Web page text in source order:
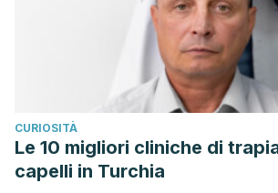
CURIOSITÀ
Le 10 migliori cliniche di
capelli in Turchia